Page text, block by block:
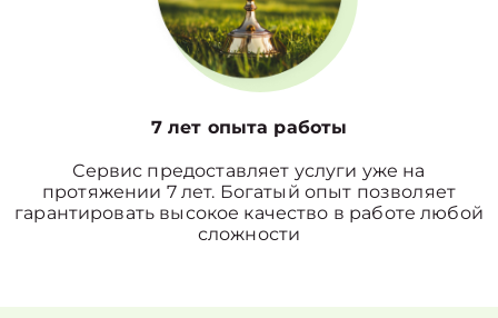
7 лет опыта работы
Сервис предоставляет услуги уже на
протяжении 7 лет. Богатый опыт позволяет
гарантировать высокое качество в работе любой
сложности